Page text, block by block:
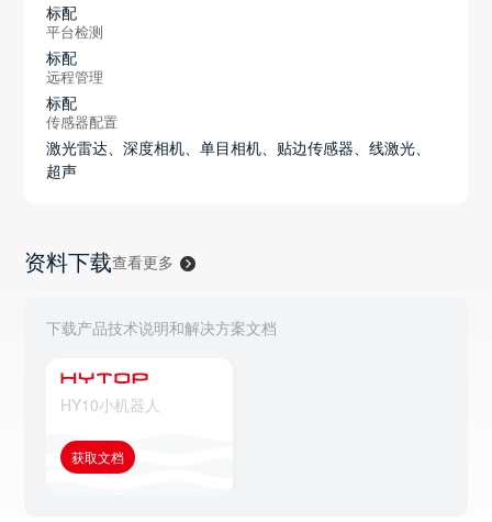
标配
平台检测
标配
远程管理
标配
传感器配置
激光雷达、深度相机、单目相机、贴边传感器、线激光、
超声
资料下载查看更多
下载产品技术说明和解决方案文档
HY10小机器人
获取文档